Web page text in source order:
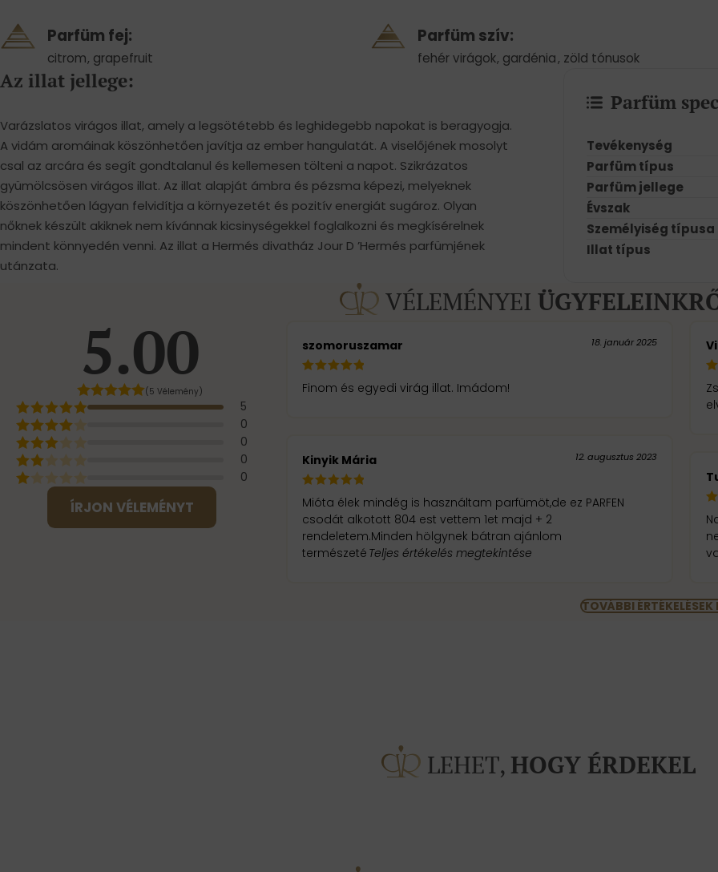
Parfüm fej:
citrom, grapefruit
Parfüm szív:
fehér virágok, gardénia, zöld tónusok
Az illat jellege:
Varázslatos virágos illat, amely a legsötétebb és leghidegebb napokat is beragyogja.
A vidám aromáinak köszönhetően javítja az ember hangulatát. A viselőjének mosolyt
csal az arcára és segít gondtalanul és kellemesen tölteni a napot. Szikrázatos
gyümölcsösen virágos illat. Az illat alapját ámbra és pézsma képezi, melyeknek
köszönhetően lágyan felvidítja a környezetét és pozitív energiát sugároz. Olyan
nőknek készült akiknek nem kívánnak kicsinységekkel foglalkozni és megkísérelnek
mindent könnyedén venni. Az illat a Hermés divatház Jour D ’Hermés parfümjének
utánzata.
Parfüm
Tevékenység
Parfüm típus
Parfüm jellege
Évszak
Személyiség típusa
Illat típus
VÉLEMÉNYEI
5.00
(5 Vélemény)
5
0
0
0
0
ÍRJON VÉLEMÉNYT
szomoruszamar 18. január 2025
Finom és egyedi virág illat. Imádom!
Kinyik Mária 12. augusztus 2023
Mióta élek mindég is használtam parfümöt,de ez PARFEN
csodát alkotott 804 est vettem 1et majd + 2
rendeletem.Minden hölgynek bátran ajánlom
természeté Teljes értékelés megtekintése
TOVÁBBI ÉRTÉKELÉSEK
LEHET, HOGY ÉRDEKEL